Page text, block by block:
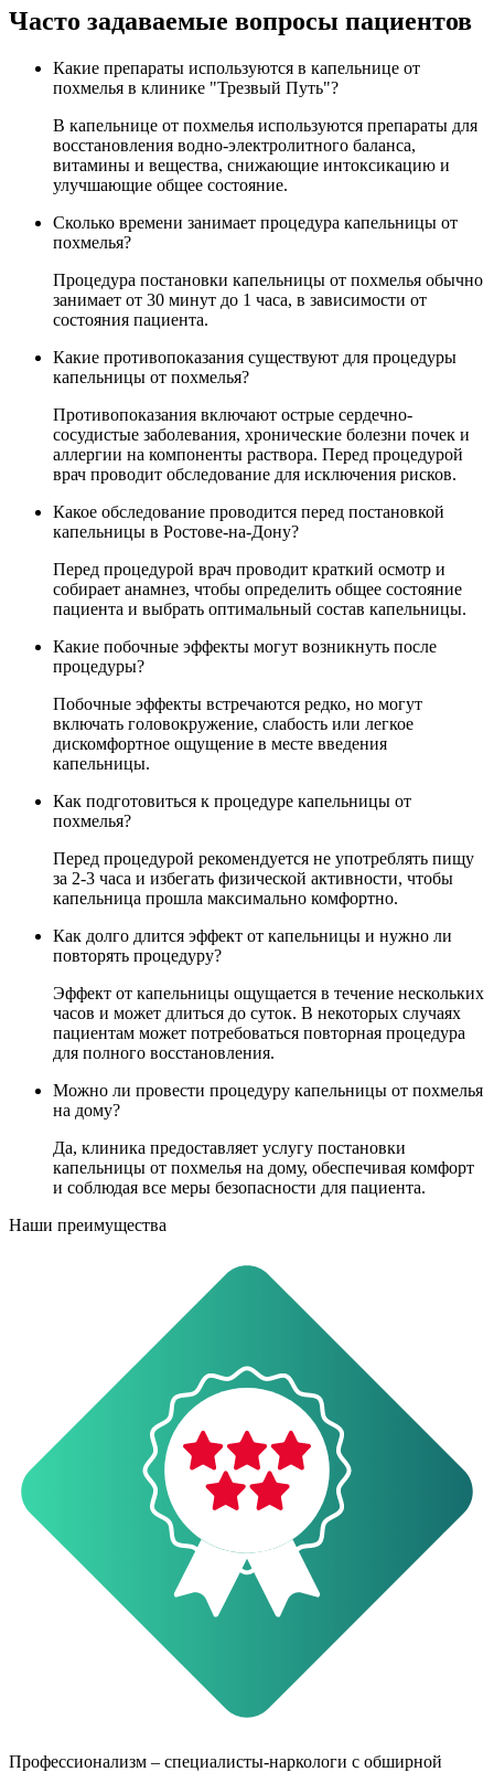
Часто задаваемые вопросы пациентов
Какие препараты используются в капельнице от
похмелья в клинике "Трезвый Путь"?
В капельнице от похмелья используются препараты для
восстановления водно-электролитного баланса,
витамины и вещества, снижающие интоксикацию и
улучшающие общее состояние.
Сколько времени занимает процедура капельницы от
похмелья?
Процедура постановки капельницы от похмелья обычно
занимает от 30 минут до 1 часа, в зависимости от
состояния пациента.
Какие противопоказания существуют для процедуры
капельницы от похмелья?
Противопоказания включают острые сердечно-
сосудистые заболевания, хронические болезни почек и
аллергии на компоненты раствора. Перед процедурой
врач проводит обследование для исключения рисков.
Какое обследование проводится перед постановкой
капельницы в Ростове-на-Дону?
Перед процедурой врач проводит краткий осмотр и
собирает анамнез, чтобы определить общее состояние
пациента и выбрать оптимальный состав капельницы.
Какие побочные эффекты могут возникнуть после
процедуры?
Побочные эффекты встречаются редко, но могут
включать головокружение, слабость или легкое
дискомфортное ощущение в месте введения
капельницы.
Как подготовиться к процедуре капельницы от
похмелья?
Перед процедурой рекомендуется не употреблять пищу
за 2-3 часа и избегать физической активности, чтобы
капельница прошла максимально комфортно.
Как долго длится эффект от капельницы и нужно ли
повторять процедуру?
Эффект от капельницы ощущается в течение нескольких
часов и может длиться до суток. В некоторых случаях
пациентам может потребоваться повторная процедура
для полного восстановления.
Можно ли провести процедуру капельницы от похмелья
на дому?
Да, клиника предоставляет услугу постановки
капельницы от похмелья на дому, обеспечивая комфорт
и соблюдая все меры безопасности для пациента.
Наши преимущества
Профессионализм – специалисты-наркологи с обширной